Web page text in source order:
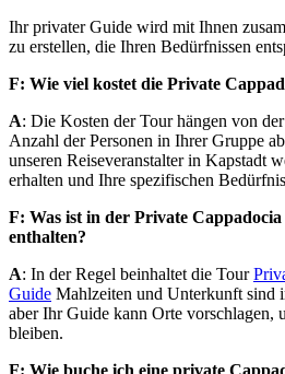
Ihr privater Guide wird mit Ihnen
zu erstellen, die Ihren Bedürfnissen
F: Wie viel kostet die Private
A: Die Kosten der Tour hängen von
Anzahl der Personen in Ihrer Gruppe
unseren Reiseveranstalter in Kapstadt
erhalten und Ihre spezifischen
F: Was ist in der Private
enthalten?
A: In der Regel beinhaltet die Tour
Guide Mahlzeiten und Unterkunft sind
aber Ihr Guide kann Orte vorschlagen,
bleiben.
F: Wie buche ich eine private